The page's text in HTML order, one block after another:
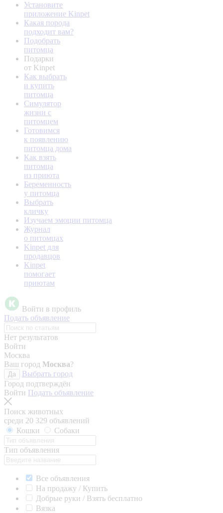
Установите
приложение Kinpet
Какая порода
подходит вам?
Подобрать
питомца
Подарки
от Kinpet
Как выбрать
и купить
питомца
Симулятор
жизни с
питомцем
Готовимся
к появлению
питомца дома
Как взять
питомца
из приюта
Беременность
у питомца
Выбрать
кличку
Изучаем эмоции питомца
Журнал
о питомцах
Kinpet для
продавцов
Kinpet
помогает
приютам
Войти в профиль
Подать объявление
Нет результатов
Войти
Москва
Ваш город Москва?
Да
Выбрать город
Город подтверждён
Войти Подать объявление
Поиск животных
среди 20 329 объявлений
Кошки
Собаки
Тип объявления
Все объявления
На продажу / Купить
Добрые руки / Взять бесплатно
Вязка